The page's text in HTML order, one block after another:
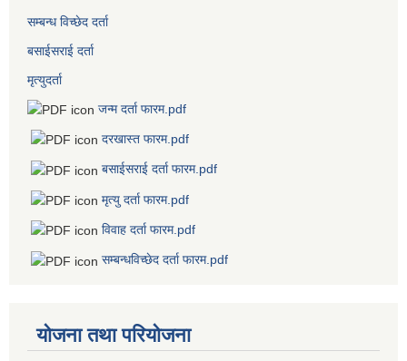
सम्बन्ध विच्छेद दर्ता
बसाईसराई दर्ता
मृत्युदर्ता
जन्म दर्ता फारम.pdf
दरखास्त फारम.pdf
बसाईसराई दर्ता फारम.pdf
मृत्यु दर्ता फारम.pdf
विवाह दर्ता फारम.pdf
सम्बन्धविच्छेद दर्ता फारम.pdf
योजना तथा परियोजना